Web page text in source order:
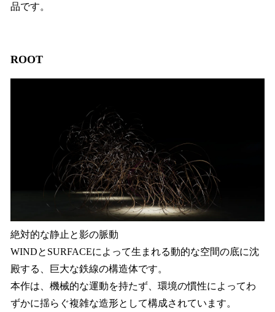
品です。
ROOT
絶対的な静止と影の脈動
WINDとSURFACEによって生まれる動的な空間の底に沈
殿する、巨大な鉄線の構造体です。
本作は、機械的な運動を持たず、環境の慣性によってわ
ずかに揺らぐ複雑な造形として構成されています。